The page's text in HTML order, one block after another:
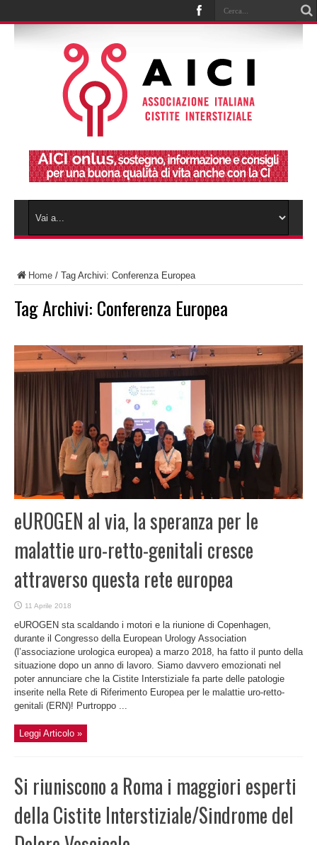
Home / Tag Archivi: Conferenza Europea
Tag Archivi: Conferenza Europea
eUROGEN al via, la speranza per le
malattie uro-retto-genitali cresce
attraverso questa rete europea
11 Aprile 2018
eUROGEN sta scaldando i motori e la riunione di Copenhagen,
durante il Congresso della European Urology Association
(l’associazione urologica europea) a marzo 2018, ha fatto il punto della
situazione dopo un anno di lavoro. Siamo davvero emozionati nel
poter annunciare che la Cistite Interstiziale fa parte delle patologie
inserite nella Rete di Riferimento Europea per le malattie uro-retto-
genitali (ERN)! Purtroppo ...
Leggi Articolo »
Si riuniscono a Roma i maggiori esperti
della Cistite Interstiziale/Sindrome del